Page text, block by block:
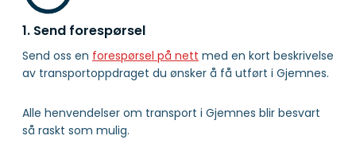
1. Send forespørsel
Send oss en forespørsel på nett med en kort beskrivelse
av transportoppdraget du ønsker å få utført i Gjemnes.
Alle henvendelser om transport i Gjemnes blir besvart
så raskt som mulig.